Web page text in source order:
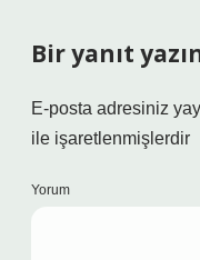
Bir yanıt
E-posta adresiniz
ile işaretlenmişlerdir
Yorum